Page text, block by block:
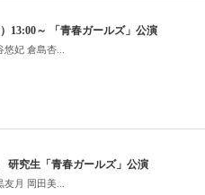
13:00～ 「青春ガールズ」公演
妃 倉島杏...
研究生「青春ガールズ」公演
月 岡田美...